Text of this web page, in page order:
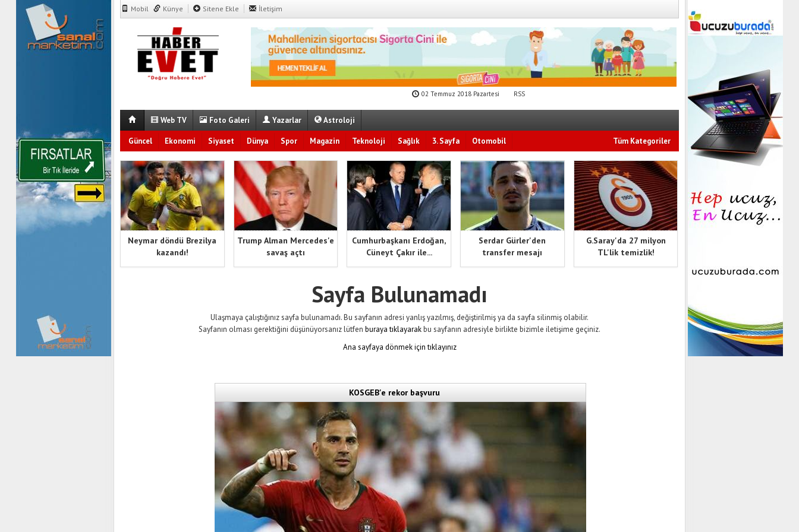
Mobil Künye Sitene Ekle İletişim
02 Temmuz 2018 Pazartesi RSS
Web TV Foto Galeri Yazarlar Astroloji
Güncel Ekonomi Siyaset Dünya Spor Magazin Teknoloji Sağlık 3. Sayfa Otomobil Tüm Kategoriler
Neymar döndü Brezilya
kazandı!
Trump Alman Mercedes'e
savaş açtı
Cumhurbaşkanı Erdoğan,
Cüneyt Çakır ile...
Serdar Gürler'den
transfer mesajı
G.Saray'da 27 milyon
TL'lik temizlik!
Sayfa Bulunamadı
Ulaşmaya çalıştığınız sayfa bulunamadı. Bu sayfanın adresi yanlış yazılmış, değiştirilmiş ya da sayfa silinmiş olabilir.
Sayfanın olması gerektiğini düşünüyorsanız lütfen buraya tıklayarakbu sayfanın adresiyle birlikte bizimle iletişime geçiniz.
Ana sayfaya dönmek için tıklayınız
KOSGEB'e rekor başvuru